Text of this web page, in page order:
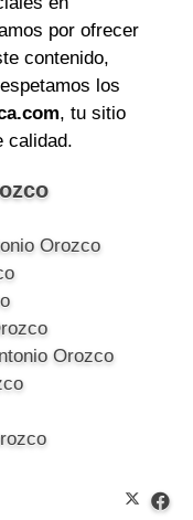
por ofrecer
contenido,
los
, tu sitio
calidad.
Orozco
Orozco